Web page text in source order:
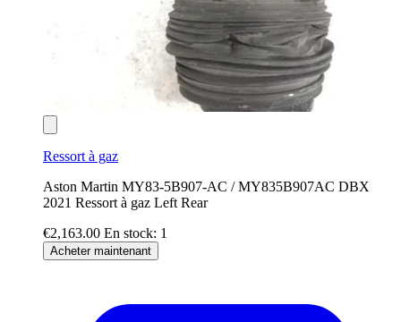
Ressort à gaz
Aston Martin MY83-5B907-AC / MY835B907AC DBX
2021 Ressort à gaz Left Rear
€2,163.00 En stock: 1
Acheter maintenant